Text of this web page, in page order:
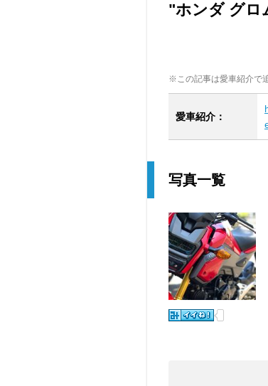
"ホンダ グロ
※この記事は愛車紹介で
愛車紹介：
写真一覧